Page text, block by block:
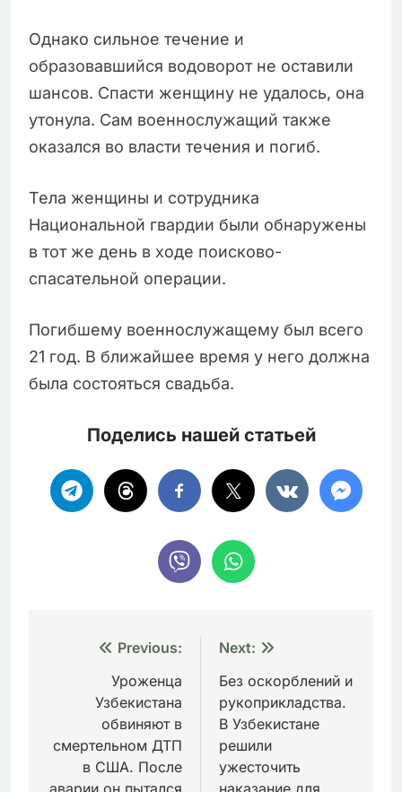
Однако сильное течение и
образовавшийся водоворот не оставили
шансов. Спасти женщину не удалось, она
утонула. Сам военнослужащий также
оказался во власти течения и погиб.
Тела женщины и сотрудника
Национальной гвардии были обнаружены
в тот же день в ходе поисково-
спасательной операции.
Погибшему военнослужащему был всего
21 год. В ближайшее время у него должна
была состояться свадьба.
Поделись нашей статьей
Навигация
записям
Previous:
Уроженца
Узбекистана
обвиняют в
смертельном ДТП
в США. После
аварии он пытался
Next:
Без оскорблений и
рукоприкладства.
В Узбекистане
решили
ужесточить
наказание для